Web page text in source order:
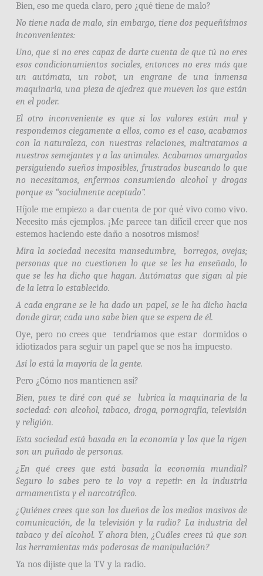
Bien, eso me queda claro, pero ¿qué tiene de malo?
No tiene nada de malo, sin embargo, tiene dos pequeñísimos
inconvenientes:
Uno, que si no eres capaz de darte cuenta de que tú no eres
esos condicionamientos sociales, entonces no eres más que
un autómata, un robot, un engrane de una inmensa
maquinaria, una pieza de ajedrez que mueven los que están
en el poder.
El otro inconveniente es que si los valores están mal y
respondemos ciegamente a ellos, como es el caso, acabamos
con la naturaleza, con nuestras relaciones, maltratamos a
nuestros semejantes y a las animales. Acabamos amargados
persiguiendo sueños imposibles, frustrados buscando lo que
no necesitamos, enfermos consumiendo alcohol y drogas
porque es “socialmente aceptado”.
Híjole me empiezo a dar cuenta de por qué vivo como vivo.
Necesito más ejemplos. ¡Me parece tan difícil creer que nos
estemos haciendo este daño a nosotros mismos!
Mira la sociedad necesita mansedumbre, borregos, ovejas;
personas que no cuestionen lo que se les ha enseñado, lo
que se les ha dicho que hagan. Autómatas que sigan al pie
de la letra lo establecido.
A cada engrane se le ha dado un papel, se le ha dicho hacia
donde girar, cada uno sabe bien que se espera de él.
Oye, pero no crees que tendríamos que estar dormidos o
idiotizados para seguir un papel que se nos ha impuesto.
Así lo está la mayoría de la gente.
Pero ¿Cómo nos mantienen así?
Bien, pues te diré con qué se lubrica la maquinaria de la
sociedad: con alcohol, tabaco, droga, pornografía, televisión
y religión.
Esta sociedad está basada en la economía y los que la rigen
son un puñado de personas.
¿En qué crees que está basada la economía mundial?
Seguro lo sabes pero te lo voy a repetir: en la industria
armamentista y el narcotráfico.
¿Quiénes crees que son los dueños de los medios masivos de
comunicación, de la televisión y la radio? La industria del
tabaco y del alcohol. Y ahora bien, ¿Cuáles crees tú que son
las herramientas más poderosas de manipulación?
Ya nos dijiste que la TV y la radio.